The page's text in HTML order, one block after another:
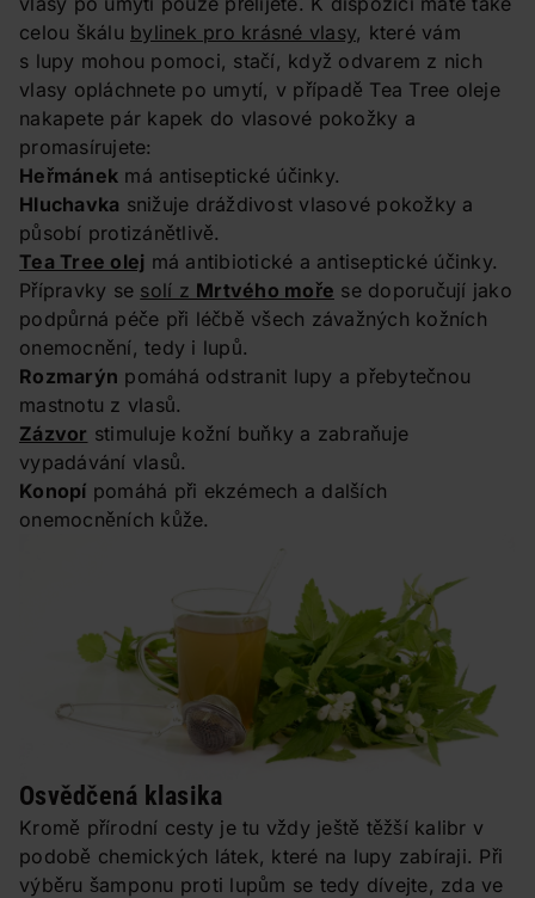
celou škálu bylinek pro krásné vlasy, které vám
s lupy mohou pomoci, stačí, když odvarem z nich
vlasy opláchnete po umytí, v případě Tea Tree oleje
nakapete pár kapek do vlasové pokožky a
promasírujete:
Heřmánek má antiseptické účinky.
Hluchavka snižuje dráždivost vlasové pokožky a
působí protizánětlivě.
Tea Tree olej má antibiotické a antiseptické účinky.
Přípravky se solí z Mrtvého moře se doporučují jako
podpůrná péče při léčbě všech závažných kožních
onemocnění, tedy i lupů.
Rozmarýn pomáhá odstranit lupy a přebytečnou
mastnotu z vlasů.
Zázvor stimuluje kožní buňky a zabraňuje
vypadávání vlasů.
Konopí pomáhá při ekzémech a dalších
onemocněních kůže.
Osvědčená klasika
Kromě přírodní cesty je tu vždy ještě těžší kalibr v
podobě chemických látek, které na lupy zabíraji. Při
výběru šamponu proti lupům se tedy dívejte, zda ve